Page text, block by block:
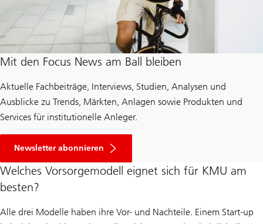
Mit den Focus News am Ball bleiben
Aktuelle Fachbeiträge, Interviews, Studien, Analysen und
Ausblicke zu Trends, Märkten, Anlagen sowie Produkten und
Services für institutionelle Anleger.
Newsletter abonnieren
Welches Vorsorgemodell eignet sich für KMU am
besten?
Alle drei Modelle haben ihre Vor- und Nachteile. Einem Start-up